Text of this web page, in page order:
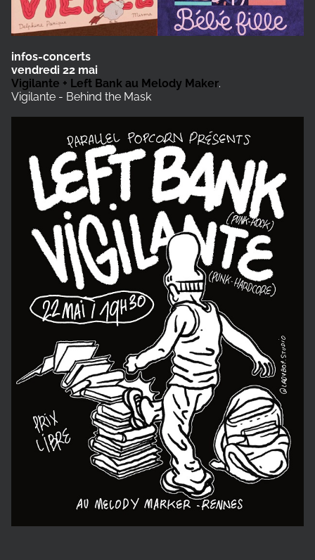
infos-concerts
vendredi 22 mai
Vigilante + Left Bank au Melody Maker.
Vigilante - Behind the Mask